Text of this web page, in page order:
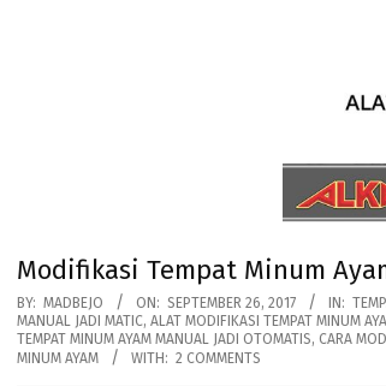
Modifikasi Tempat Minum
BY: MADBEJO ON: SEPTEMBER 26, 2017 IN:
MANUAL JADI MATIC, ALAT MODIFIKASI TEMPAT MINUM
TEMPAT MINUM AYAM MANUAL JADI OTOMATIS, CARA
MINUM AYAM
WITH: 2 COMMENTS